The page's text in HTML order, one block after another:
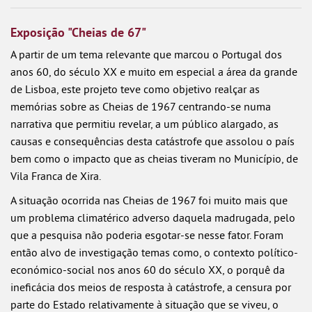
Exposição "Cheias de 67"
A partir de um tema relevante que marcou o Portugal dos
anos 60, do século XX e muito em especial a área da grande
de Lisboa, este projeto teve como objetivo realçar as
memórias sobre as Cheias de 1967 centrando-se numa
narrativa que permitiu revelar, a um público alargado, as
causas e consequências desta catástrofe que assolou o país
bem como o impacto que as cheias tiveram no Município, de
Vila Franca de Xira.
A situação ocorrida nas Cheias de 1967 foi muito mais que
um problema climatérico adverso daquela madrugada, pelo
que a pesquisa não poderia esgotar-se nesse fator. Foram
então alvo de investigação temas como, o contexto político-
económico-social nos anos 60 do século XX, o porquê da
ineficácia dos meios de resposta à catástrofe, a censura por
parte do Estado relativamente à situação que se viveu, o